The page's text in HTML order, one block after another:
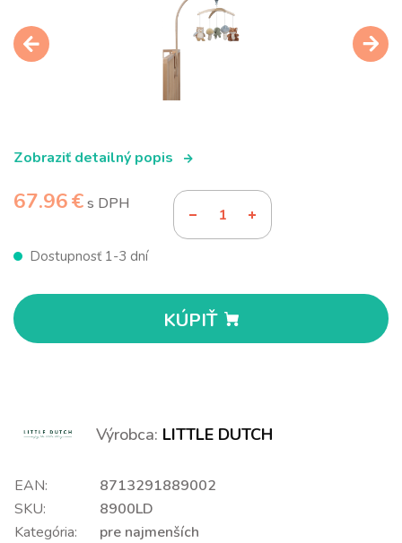
Zobraziť detailný popis
67.96 €s DPH
Dostupnosť 1-3 dní
KÚPIŤ
Výrobca: LITTLE DUTCH
EAN:
8713291889002
SKU:
8900LD
Kategória:
pre najmenších